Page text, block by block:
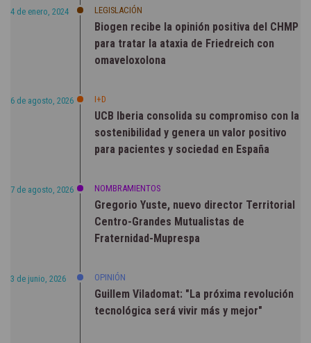
4 de enero, 2024 LEGISLACIÓN
Biogen recibe la opinión positiva del CHMP
para tratar la ataxia de Friedreich con
omaveloxolona
6 de agosto, 2026 I+D
UCB Iberia consolida su compromiso con la
sostenibilidad y genera un valor positivo
para pacientes y sociedad en España
7 de agosto, 2026 NOMBRAMIENTOS
Gregorio Yuste, nuevo director Territorial
Centro-Grandes Mutualistas de
Fraternidad-Muprespa
3 de junio, 2026 OPINIÓN
Guillem Viladomat: "La próxima revolución
tecnológica será vivir más y mejor"